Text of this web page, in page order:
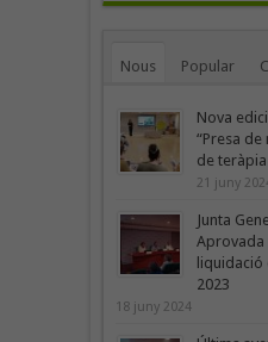
Nous Popular
Nova
“Presa
de
21 juny
Junta
Aprovada
2023
18 juny 2024